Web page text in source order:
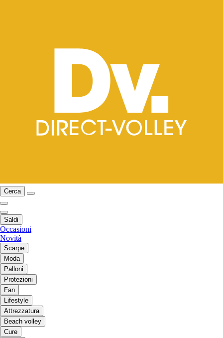
Cerca
Saldi
Occasioni
Novità
Scarpe
Moda
Palloni
Protezioni
Fan
Lifestyle
Attrezzatura
Beach volley
Cure